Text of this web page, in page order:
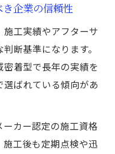
メリットと注意点
やすいトラブルを
理解した適切な対
気をつけたいポイ
企業の信頼性
工実績やアフターサ
断基準になります。
着型で長年の実績を
ばれている傾向があ
カー認定の施工資格
工後も定期点検や迅